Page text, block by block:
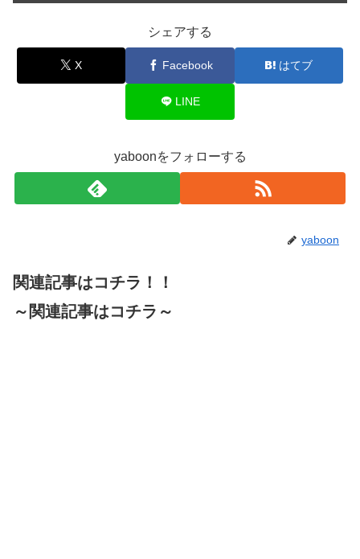
シェアする
X Facebook はてブ
LINE
yaboonをフォローする
yaboon
関連記事はコチラ！！
～関連記事はコチラ～